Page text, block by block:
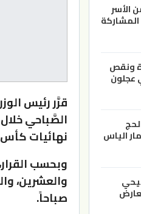
قرَّر رئيس
الصَّباحي
نهائيات كأس
وبحسب
صباحاً.
الأسر
المشاركة
ونقص
عجلون
الياس